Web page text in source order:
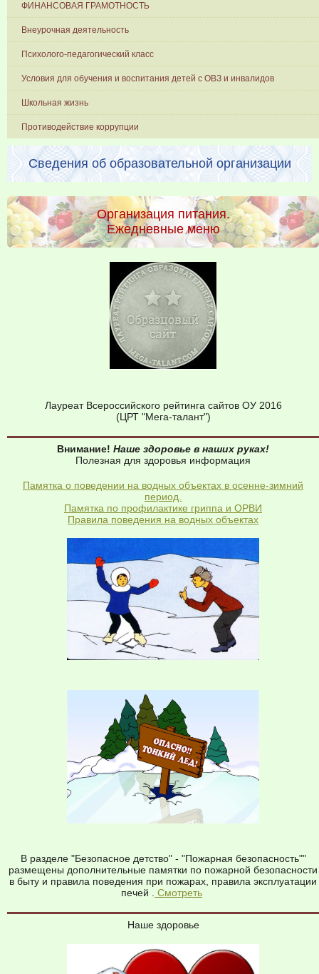
ФИНАНСОВАЯ ГРАМОТНОСТЬ
Внеурочная деятельность
Психолого-педагогический класс
Условия для обучения и воспитания детей с ОВЗ и инвалидов
Школьная жизнь
Противодействие коррупции
Сведения об образовательной организации
Организация питания.
Ежедневные меню
Лауреат Всероссийского рейтинга сайтов ОУ 2016
(ЦРТ "Мега-талант")
Внимание! Наше здоровье в наших руках!
Полезная для здоровья информация
Памятка о поведении на водных объектах в осенне-зимний
период.
Памятка по профилактике гриппа и ОРВИ
Правила поведения на водных объектах
В разделе "Безопасное детство" - "Пожарная безопасность""
размещены дополнительные памятки по пожарной безопасности
в быту и правила поведения при пожарах, правила эксплуатации
печей . Смотреть
Наше здоровье